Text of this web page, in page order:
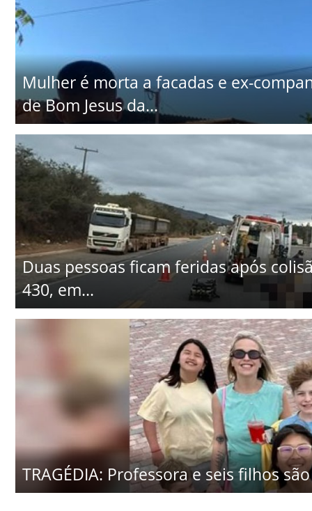
Mulher é morta a facadas e ex-
de Bom Jesus da...
Duas pessoas ficam feridas após
430, em...
TRAGÉDIA: Professora e seis filhos